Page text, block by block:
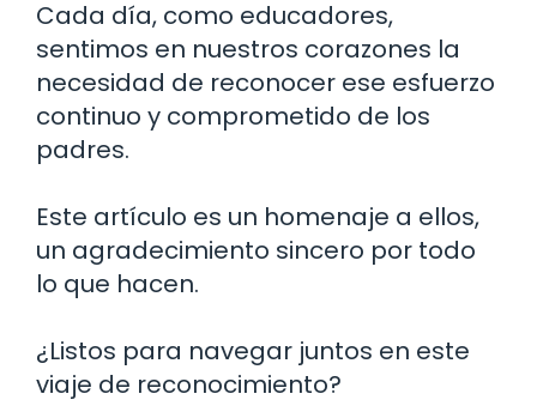
Cada día, como educadores,
sentimos en nuestros corazones la
necesidad de reconocer ese esfuerzo
continuo y comprometido de los
padres.
Este artículo es un homenaje a ellos,
un agradecimiento sincero por todo
lo que hacen.
¿Listos para navegar juntos en este
viaje de reconocimiento?